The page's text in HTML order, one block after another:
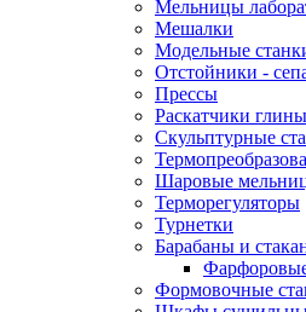
Мельницы
Мешалки
Модельные
Отстойники -
Прессы
Раскатчики глины
Скульптурные
Шаровые
Терморегуляторы
Турнетки
Барабаны и
Формовочные